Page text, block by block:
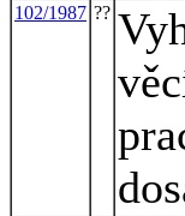
102/1987 ??